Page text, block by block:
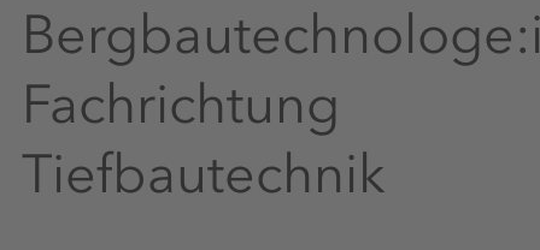
Fachrichtung
Tiefbautechnik